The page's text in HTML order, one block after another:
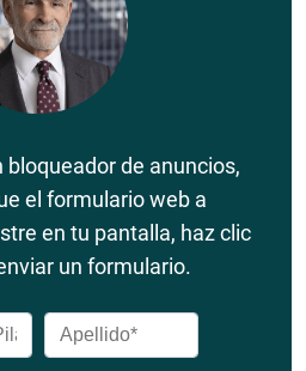
de anuncios,
el formulario web a
en tu pantalla, haz clic
un formulario.